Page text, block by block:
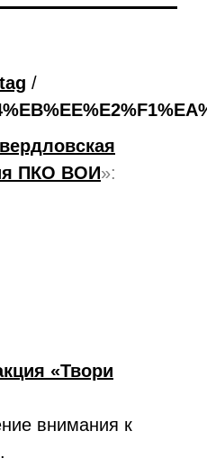
tag /
ПКО ВОИ»:
«Твори
внимания к